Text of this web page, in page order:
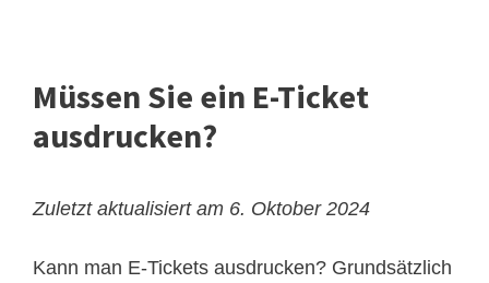
Müssen Sie ein E-Ticket
ausdrucken?
Zuletzt aktualisiert am 6. Oktober 2024
Kann man E-Tickets ausdrucken? Grundsätzlich